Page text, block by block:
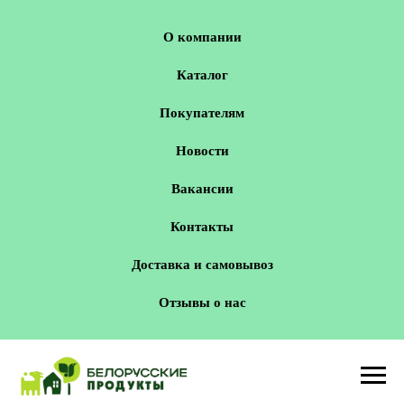
О компании
Каталог
Покупателям
Новости
Вакансии
Контакты
Доставка и самовывоз
Отзывы о нас